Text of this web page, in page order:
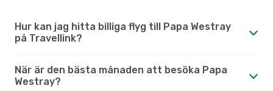
Hur kan jag hitta billiga flyg till Papa Westray
på Travellink?
När är den bästa månaden att besöka Papa
Westray?